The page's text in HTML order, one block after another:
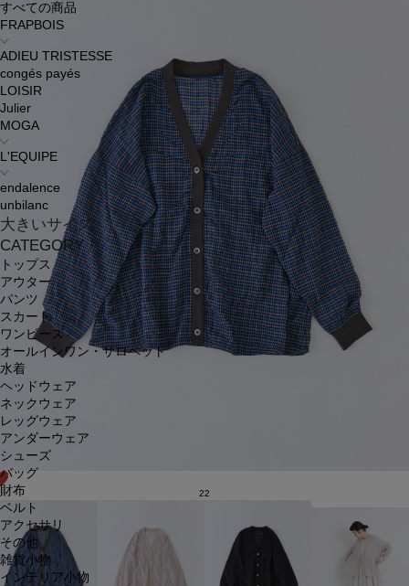
すべての商品
FRAPBOIS
ADIEU TRISTESSE
congés payés
LOISIR
Julier
MOGA
L'EQUIPE
endalence
unbilanc
大きいサイズ
CATEGORY
トップス
アウター
パンツ
スカート
ワンピース
オールインワン・サロペット
水着
ヘッドウェア
ネックウェア
レッグウェア
アンダーウェア
シューズ
バッグ
財布
ベルト
アクセサリ
その他
雑貨小物
インテリア小物
22